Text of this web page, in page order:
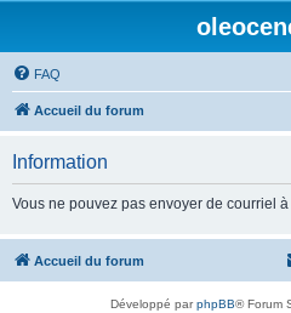
FAQ
Accueil du forum
Information
Vous ne pouvez pas envoyer de courriel
Accueil du forum
Développé parphpBB® Forum